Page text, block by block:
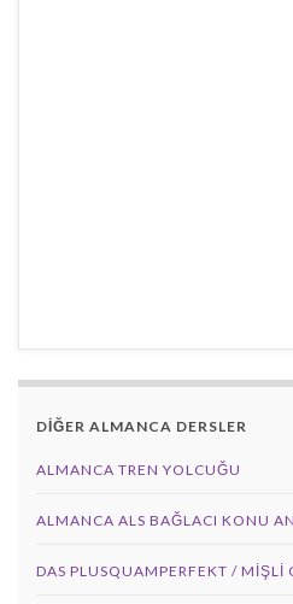
DİĞER ALMANCA DERSLER
ALMANCA TREN YOLCUĞU
ALMANCA ALS BAĞLACI KONU
DAS PLUSQUAMPERFEKT / MİŞLİ